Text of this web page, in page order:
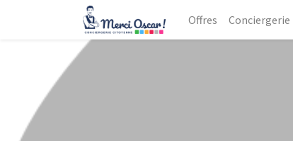
Offres Conciergerie